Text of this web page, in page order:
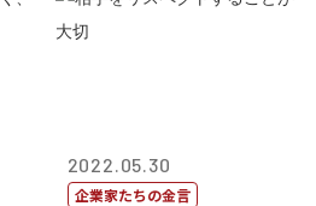
2022.05.30
企業家たちの金言